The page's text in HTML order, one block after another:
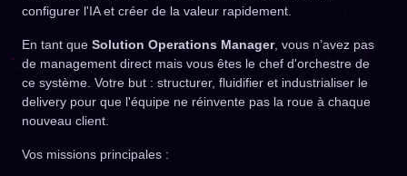
configurer l'IA et créer de la valeur rapidement.
En tant que Solution Operations Manager, vous n’avez pas
de management direct mais vous êtes le chef d'orchestre de
ce système. Votre but : structurer, fluidifier et industrialiser le
delivery pour que l'équipe ne réinvente pas la roue à chaque
nouveau client.
Vos missions principales :